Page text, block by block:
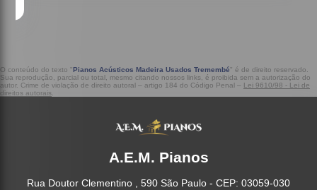
O conteúdo do texto "Pianos Acústicos Madeira Usados Tremembé" é de direito reservado.
Sua reprodução, parcial ou total, mesmo citando nossos links, é proibida sem a autorização do
autor. Crime de violação de direito autoral – artigo 184 do Código Penal – Lei 9610/98 - Lei de
direitos autorais
A.E.M. Pianos
Rua Doutor Clementino , 590 São Paulo - CEP: 03059-030